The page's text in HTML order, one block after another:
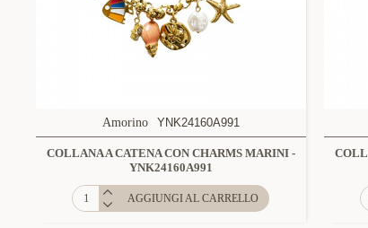
Amorino YNK24160A991
COLLANA A CATENA CON CHARMS MARINI -
YNK24160A991
AGGIUNGI AL CARRELLO